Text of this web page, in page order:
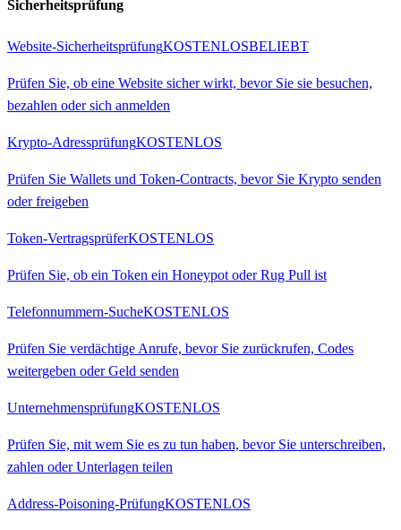
Sicherheitsprüfung
Website-SicherheitsprüfungKOSTENLOSBELIEBT
Prüfen Sie, ob eine Website sicher wirkt, bevor Sie sie besuchen,
bezahlen oder sich anmelden
Krypto-AdressprüfungKOSTENLOS
Prüfen Sie Wallets und Token-Contracts, bevor Sie Krypto senden
oder freigeben
Token-VertragsprüferKOSTENLOS
Prüfen Sie, ob ein Token ein Honeypot oder Rug Pull ist
Telefonnummern-SucheKOSTENLOS
Prüfen Sie verdächtige Anrufe, bevor Sie zurückrufen, Codes
weitergeben oder Geld senden
UnternehmensprüfungKOSTENLOS
Prüfen Sie, mit wem Sie es zu tun haben, bevor Sie unterschreiben,
zahlen oder Unterlagen teilen
Address-Poisoning-PrüfungKOSTENLOS